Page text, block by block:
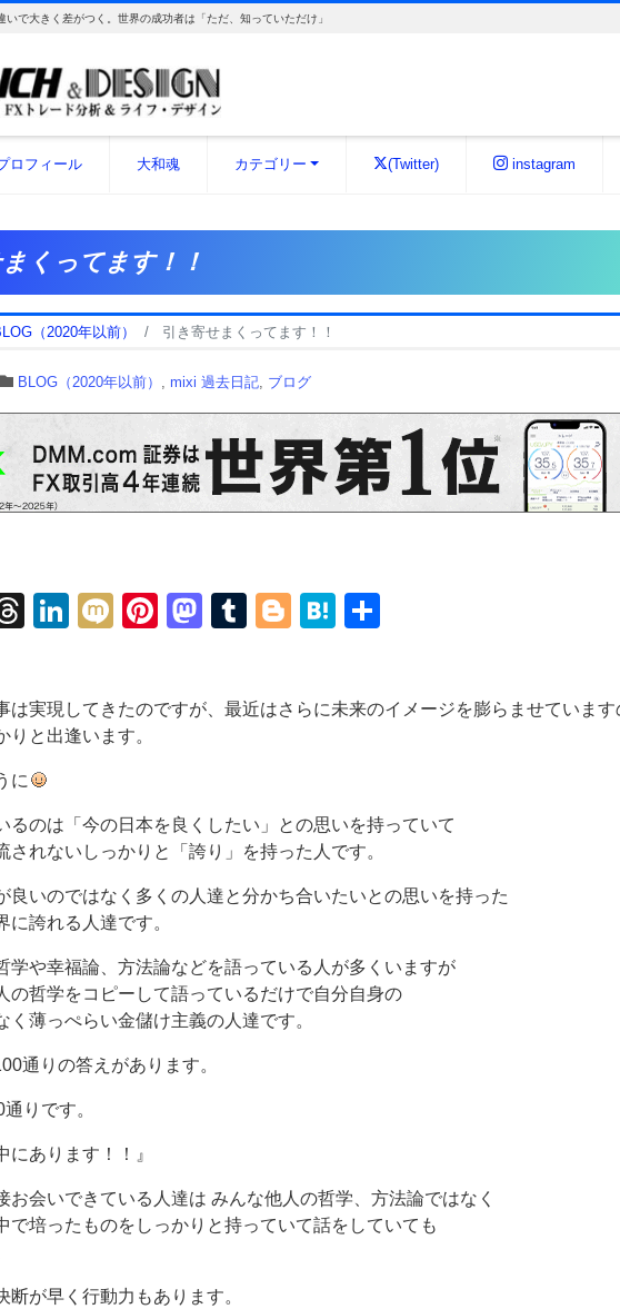
いで大きく差がつく。世界の成功者は「ただ、知っていただけ」
ロフィール 大和魂 カテゴリー (Twitter) instagram
くってます！！
（2020年以前） 引き寄せまくってます！！
BLOG（2020年以前） , mixi 過去日記, ブログ
Threads
LinkedIn
MixiPinterest
Mastodon
Tumblr
Blogger
Hatena
は実現してきたのですが、最近はさらに未来のイメージを膨らませています
りと出逢います。
に
るのは「今の日本を良くしたい」との思いを持っていて
されないしっかりと「誇り」を持った人です。
良いのではなく多くの人達と分かち合いたいとの思いを持った
に誇れる人達です。
学や幸福論、方法論などを語っている人が多くいますが
の哲学をコピーして語っているだけで自分自身の
く薄っぺらい金儲け主義の人達です。
通りの答えがあります。
りです。
あります！！』
お会いできている人達は みんな他人の哲学、方法論ではなく
で培ったものをしっかりと持っていて話をしていても
断が早く行動力もあります。